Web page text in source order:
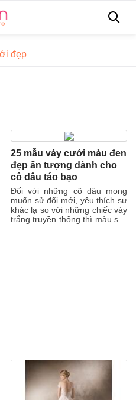
đẹp
25 mẫu váy cưới màu đen
đẹp ấn tượng dành cho
cô dâu táo bạo
Đối với những cô dâu mong
muốn sử đổi mới, yêu thích sự
khác lạ so với những chiếc váy
trắng truyền thống thì màu sắc